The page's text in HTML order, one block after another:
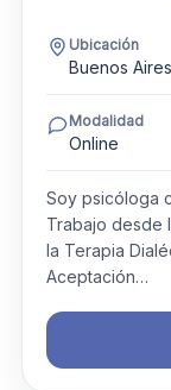
Ubicación
Buenos
Modalidad
Online
Soy psicóloga
Trabajo desde
la Terapia
Aceptación…